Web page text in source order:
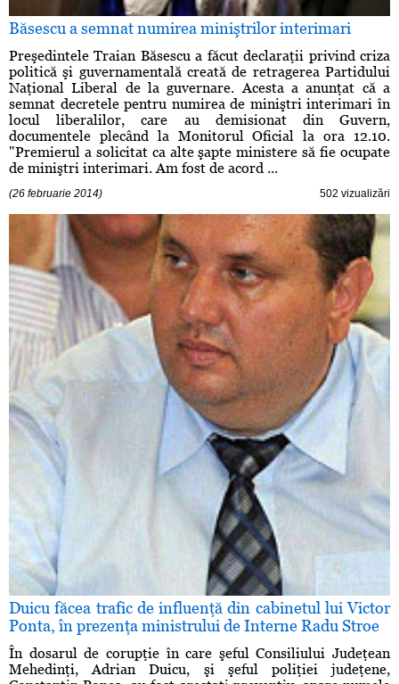
Băsescu a semnat numirea miniştrilor interimari
Preşedintele Traian Băsescu a făcut declaraţii privind criza
politică şi guvernamentală creată de retragerea Partidului
Naţional Liberal de la guvernare. Acesta a anunţat că a
semnat decretele pentru numirea de miniştri interimari în
locul liberalilor, care au demisionat din Guvern,
documentele plecând la Monitorul Oficial la ora 12.10.
"Premierul a solicitat ca alte şapte ministere să fie ocupate
de miniştri interimari. Am fost de acord ...
(26 februarie 2014) 502 vizualizări
Duicu făcea trafic de influenţă din cabinetul lui Victor
Ponta, în prezenţa ministrului de Interne Radu Stroe
În dosarul de corupţie în care şeful Consiliului Judeţean
Mehedinţi, Adrian Duicu, şi şeful poliţiei judeţene,